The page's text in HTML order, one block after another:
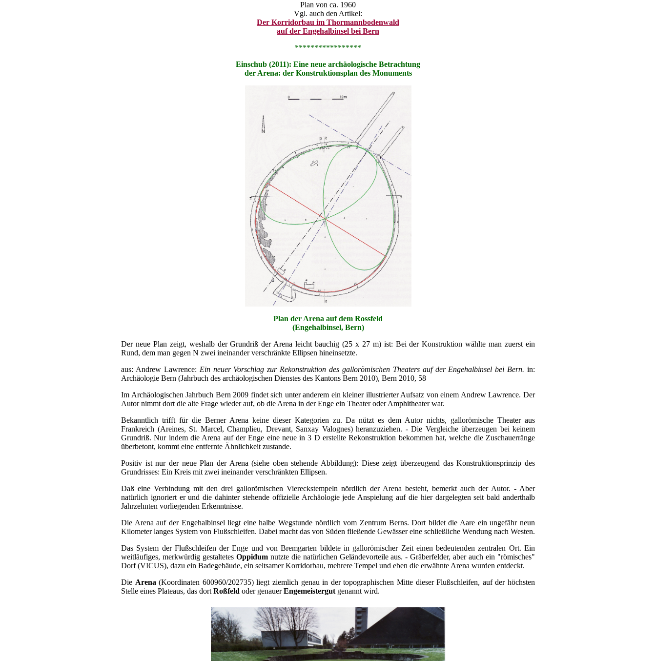
Plan von ca. 1960
Vgl. auch den Artikel:
Der Korridorbau im Thormannbodenwald
auf der Engehalbinsel bei Bern
*****************
Einschub (2011): Eine neue archäologische Betrachtung
der Arena: der Konstruktionsplan des Monuments
Plan der Arena auf dem Rossfeld
(Engehalbinsel, Bern)
Der neue Plan zeigt, weshalb der Grundriß der Arena leicht bauchig (25 x 27 m) ist: Bei der Konstruktion wählte man zuerst ein
Rund, dem man gegen N zwei ineinander verschränkte Ellipsen hineinsetzte.
aus: Andrew Lawrence: Ein neuer Vorschlag zur Rekonstruktion des gallorömischen Theaters auf der Engehalbinsel bei Bern. in:
Archäologie Bern (Jahrbuch des archäologischen Dienstes des Kantons Bern 2010), Bern 2010, 58
Im Archäologischen Jahrbuch Bern 2009 findet sich unter anderem ein kleiner illustrierter Aufsatz von einem Andrew Lawrence. Der
Autor nimmt dort die alte Frage wieder auf, ob die Arena in der Enge ein Theater oder Amphitheater war.
Bekanntlich trifft für die Berner Arena keine dieser Kategorien zu. Da nützt es dem Autor nichts, gallorömische Theater aus
Frankreich (Areines, St. Marcel, Champlieu, Drevant, Sanxay Valognes) heranzuziehen. - Die Vergleiche überzeugen bei keinem
Grundriß. Nur indem die Arena auf der Enge eine neue in 3 D erstellte Rekonstruktion bekommen hat, welche die Zuschauerränge
überbetont, kommt eine entfernte Ähnlichkeit zustande.
Positiv ist nur der neue Plan der Arena (siehe oben stehende Abbildung): Diese zeigt überzeugend das Konstruktionsprinzip des
Grundrisses: Ein Kreis mit zwei ineinander verschränkten Ellipsen.
Daß eine Verbindung mit den drei gallorömischen Viereckstempeln nördlich der Arena besteht, bemerkt auch der Autor. - Aber
natürlich ignoriert er und die dahinter stehende offizielle Archäologie jede Anspielung auf die hier dargelegten seit bald anderthalb
Jahrzehnten vorliegenden Erkenntnisse.
Die Arena auf der Engehalbinsel liegt eine halbe Wegstunde nördlich vom Zentrum Berns. Dort bildet die Aare ein ungefähr neun
Kilometer langes System von Flußschleifen. Dabei macht das von Süden fließende Gewässer eine schließliche Wendung nach Westen.
Das System der Flußschleifen der Enge und von Bremgarten bildete in gallorömischer Zeit einen bedeutenden zentralen Ort. Ein
weitläufiges, merkwürdig gestaltetes Oppidumnutzte die natürlichen Geländevorteile aus. - Gräberfelder, aber auch ein "römisches"
Dorf (VICUS), dazu ein Badegebäude, ein seltsamer Korridorbau, mehrere Tempel und eben die erwähnte Arena wurden entdeckt.
Die Arena (Koordinaten 600960/202735) liegt ziemlich genau in der topographischen Mitte dieser Flußschleifen, auf der höchsten
Stelle eines Plateaus, das dort Roßfeld oder genauerEngemeistergut genannt wird.